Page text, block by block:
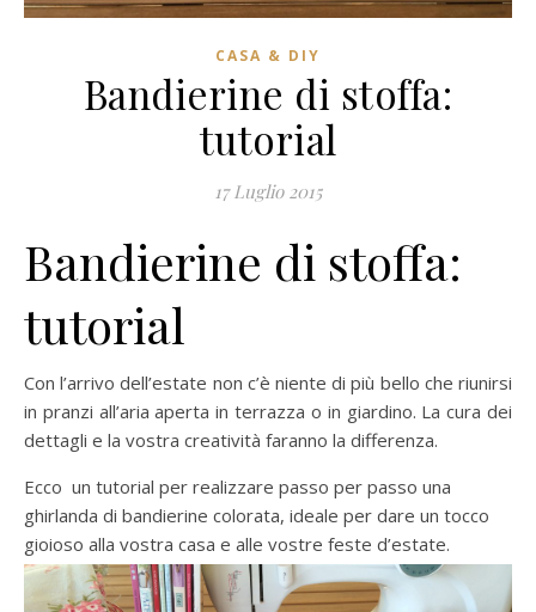
CASA & DIY
Bandierine di stoffa:
tutorial
17 Luglio 2015
Bandierine di stoffa:
tutorial
Con l’arrivo dell’estate non c’è niente di più bello che riunirsi
in pranzi all’aria aperta in terrazza o in giardino. La cura dei
dettagli e la vostra creatività faranno la differenza.
Ecco un tutorial per realizzare passo per passo una
ghirlanda di bandierine colorata, ideale per dare un tocco
gioioso alla vostra casa e alle vostre feste d’estate.